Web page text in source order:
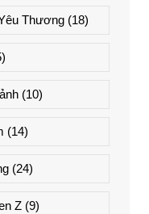
Thương(18)
(10)
(14)
(24)
Z(9)